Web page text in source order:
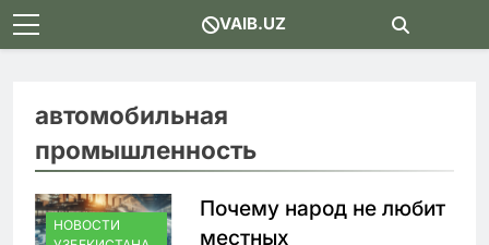
Skip
to
VAIB.UZ
автомобильная
промышленность
НОВОСТИ
Почему народ не любит
местных